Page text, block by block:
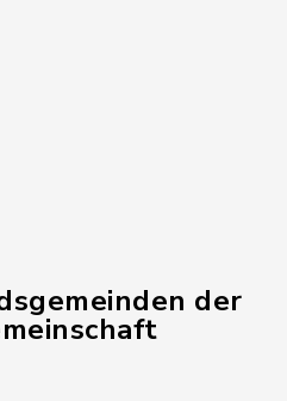
der